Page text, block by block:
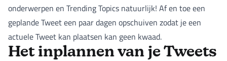
onderwerpen en Trending Topics natuurlijk! Af en toe een
geplande Tweet een paar dagen opschuiven zodat je een
actuele Tweet kan plaatsen kan geen kwaad.
Het inplannen van je Tweets